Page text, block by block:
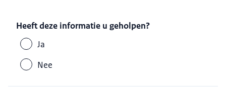
Heeft deze informatie u geholpen?
Ja
Nee